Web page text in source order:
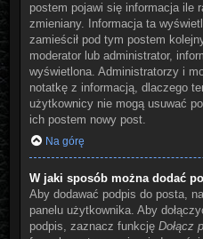
postem pojawi się informacja ile
zmieniany. Informacja ta
zamieścił pod tym postem
moderator lub administrator,
wyświetlona. Administratorzy i
notatkę z informacją, dlaczego
użytkownicy nie mogą usuwać
ich postem nowy post.
Na górę
W jaki sposób można dodać
Aby dodawać podpis do posta,
panelu użytkownika. Aby
podpis, zaznacz funkcję Dołącz